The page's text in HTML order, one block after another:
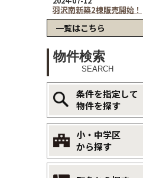
一覧はこちら
物件検索
SEARCH
条件を指定して
物件を探す
小・中学区
から探す